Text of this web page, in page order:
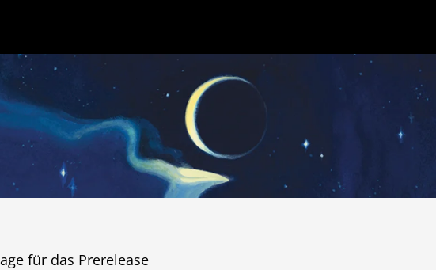
für das Prerelease